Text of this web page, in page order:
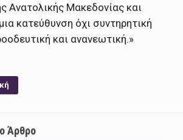
Ανατολικής Μακεδονίας και
κατεύθυνση όχι συντηρητική
και ανανεωτική.»
Άρθρο